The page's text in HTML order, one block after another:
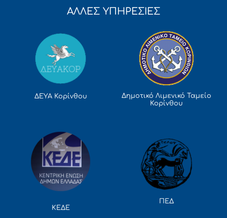
ΑΛΛΕΣ ΥΠΗΡΕΣΙΕΣ
ΔΕΥΑ Κορίνθου
Δημοτικό Λιμενικό Ταμείο
Κορίνθου
ΚΕΔΕ
ΠΕΔ